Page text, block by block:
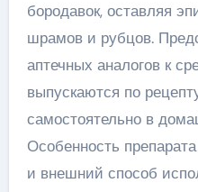
бородавок, оставляя
шрамов и рубцов.
аптечных аналогов к
выпускаются по
самостоятельно в
Особенность
и внешний способ